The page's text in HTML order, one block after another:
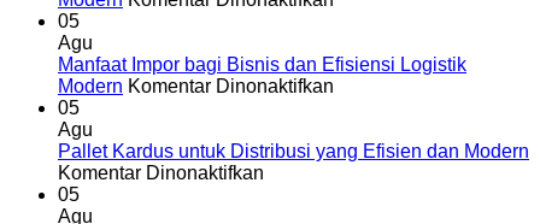
Kosmetik
Produksi
05
Agu
Manfaat Impor bagi Bisnis dan Efisiensi Logistik
Modern Komentar Dinonaktifkan
bagi
05
Agu
Pallet Kardus untuk Distribusi yang Efisien dan Modern
Komentar Dinonaktifkan
05
Agu